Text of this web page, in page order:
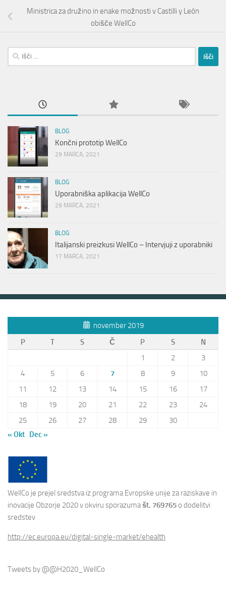
Ministrica za družino in enake možnosti v Castilli y León
obišče WellCo
Išči:
BLOG
Končni prototip WellCo
29 MARCA, 2021
BLOG
Uporabniška aplikacija WellCo
29 MARCA, 2021
BLOG
Italijanski preizkusi WellCo – Intervjuji z uporabniki
17 MARCA, 2021
november 2019
P
T S Č P S
N
1
2
3
4
5 6 7 8 9
10
11
12 13 14 15 16
17
18
19 20 21 22 23
24
25
26 27 28 29
30
« Okt Dec »
WellCo je prejel sredstva iz programa Evropske unije za raziskave in
inovacije Obzorje 2020 v okviru sporazumašt. 769765 o dodelitvi
sredstev
http://ec.europa.eu/digital-single-market/ehealth
Tweets by @@H2020_WellCo